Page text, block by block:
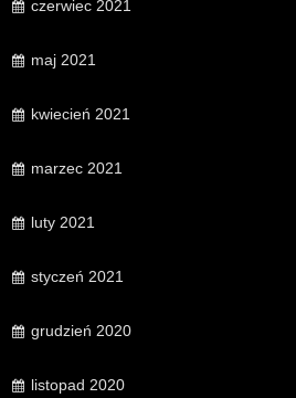
czerwiec 2021
maj 2021
kwiecień 2021
marzec 2021
luty 2021
styczeń 2021
grudzień 2020
listopad 2020